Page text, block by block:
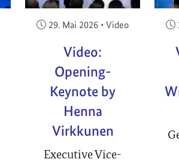
Veröffentlicht am:
29. Mai 2026 • Video
Video:
Opening-
Keynote by
Henna
Virkkunen
Executive Vice-